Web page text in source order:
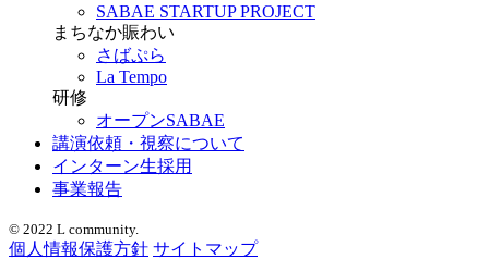
SABAE STARTUP PROJECT
まちなか賑わい
さばぷら
La Tempo
研修
オープンSABAE
講演依頼・視察について
インターン生採用
事業報告
© 2022 L community.
個人情報保護方針 サイトマップ